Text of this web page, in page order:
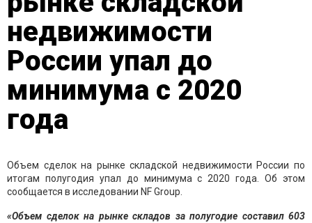
недвижимости
России упал до
минимума с 2020
года
Объем сделок на рынке складской недвижимости России по
итогам полугодия упал до минимума с 2020 года. Об этом
сообщается в исследовании NF Group.
«Объем сделок на рынке складов за полугодие составил 603